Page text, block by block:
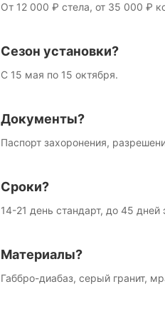
От 12 000 ₽ стела, от 35 000 ₽
Сезон установки?
С 15 мая по 15 октября.
Документы?
Паспорт захоронения,
Сроки?
14-21 день стандарт, до 45 дней
Материалы?
Габбро-диабаз, серый гранит,